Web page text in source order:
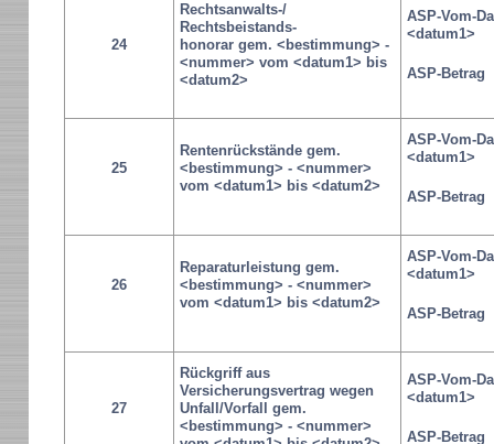
24
Rechtsanwalts-/
Rechtsbeistands-
honorar gem. <bestimmung> -
<nummer> vom <datum1> bis
<datum2>
ASP-Vom-
<datum1>
ASP-Betrag
25
Rentenrückstände gem.
<bestimmung> - <nummer>
vom <datum1> bis <datum2>
ASP-Vom-
<datum1>
ASP-Betrag
26
Reparaturleistung gem.
<bestimmung> - <nummer>
vom <datum1> bis <datum2>
ASP-Vom-
<datum1>
ASP-Betrag
27
Rückgriff aus
Versicherungsvertrag wegen
Unfall/Vorfall gem.
<bestimmung> - <nummer>
ASP-Vom-
<datum1>
ASP-Betrag